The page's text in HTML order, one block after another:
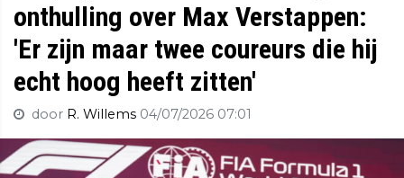
onthulling over Max Verstappen:
'Er zijn maar twee coureurs die hij
echt hoog heeft zitten'
door R. Willems 04/07/2026 07:01